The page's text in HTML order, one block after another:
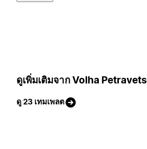
ดูเพิ่มเติมจาก Volha Petravets
ดู 23 เทมเพลต